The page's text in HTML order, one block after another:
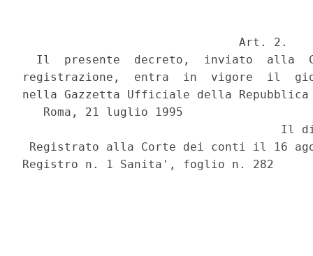
                               Art. 2.
Il  presente  decreto,  inviato  alla
registrazione,  entra  in  vigore  il
nella Gazzetta Ufficiale della
   Roma, 21 luglio 1995
Il
Registrato alla Corte dei conti il 16